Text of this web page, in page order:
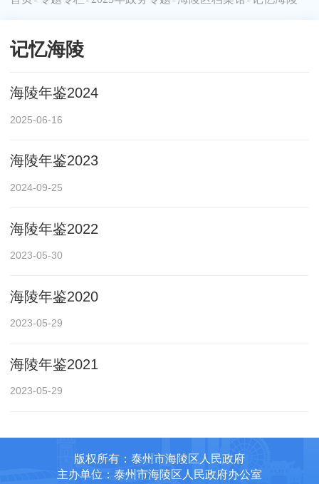
记忆海陵
海陵年鉴2024
2025-06-16
海陵年鉴2023
2024-09-25
海陵年鉴2022
2023-05-30
海陵年鉴2020
2023-05-29
海陵年鉴2021
2023-05-29
版权所有：泰州市海陵区人民政府
主办单位：泰州市海陵区人民政府办公室